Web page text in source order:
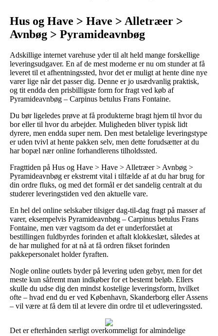
Hus og Have > Have > Alletræer >
Avnbøg > Pyramideavnbøg
Adskillige internet varehuse yder til alt held mange forskellige
leveringsudgaver. En af de mest moderne er nu om stunder at få
leveret til et afhentningssted, hvor det er muligt at hente dine nye
varer lige når det passer dig. Denne er jo usædvanlig praktisk,
og tit endda den prisbilligste form for fragt ved køb af
Pyramideavnbøg – Carpinus betulus Frans Fontaine.
Du bør ligeledes prøve at få produkterne bragt hjem til hvor du
bor eller til hvor du arbejder. Muligheden bliver typisk lidt
dyrere, men endda super nem. Den mest betalelige leveringstype
er uden tvivl at hente pakken selv, men dette forudsætter at du
har bopæl nær online forhandlerens tilholdssted.
Fragttiden på Hus og Have > Have > Alletræer > Avnbøg >
Pyramideavnbøg er ekstremt vital i tilfælde af at du har brug for
din ordre fluks, og med det formål er det sandelig centralt at du
studerer leveringstiden ved den aktuelle vare.
En hel del online selskaber tilsiger dag-til-dag fragt på masser af
varer, eksempelvis Pyramideavnbøg – Carpinus betulus Frans
Fontaine, men vær vagtsom da det er underforstået at
bestillingen fuldbyrdes forinden et aftalt klokkeslæt, således at
de har mulighed for at nå at få ordren fikset forinden
pakkepersonalet holder fyraften.
Nogle online outlets byder på levering uden gebyr, men for det
meste kun såfremt man indkøber for et bestemt beløb. Ellers
skulle du udse dig den mindst kostelige leveringsform, hvilket
ofte – hvad end du er ved København, Skanderborg eller Assens
– vil være at få dem til at levere din ordre til et udleveringssted.
Det er efterhånden særligt overkommeligt for almindelige